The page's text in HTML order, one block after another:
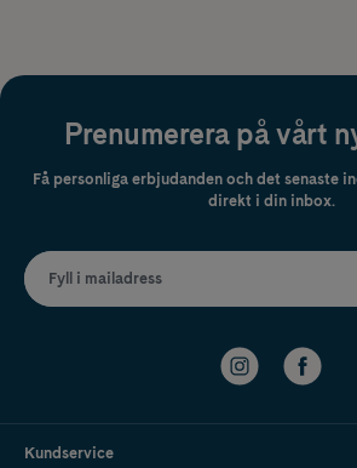
Prenumerera på vårt
Få personliga erbjudanden och det senaste
direkt i din inbox.
Fyll i mailadress
Kundservice